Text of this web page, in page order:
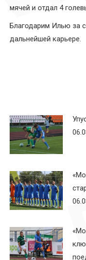
мячей и отдал 4
Благодарим Илью за
дальнейшей карьере.